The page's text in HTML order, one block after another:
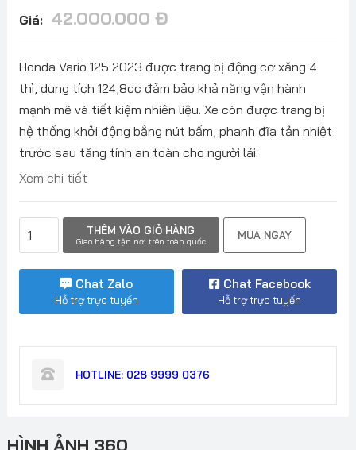
Giá: 42.000.000 Đ
Honda Vario 125 2023 được trang bị động cơ xăng 4
thì, dung tích 124,8cc đảm bảo khả năng vận hành
mạnh mẽ và tiết kiệm nhiên liệu. Xe còn được trang bị
hệ thống khởi động bằng nút bấm, phanh đĩa tản nhiệt
trước sau tăng tính an toàn cho người lái.
Xem chi tiết
Vario
số
THÊM VÀO GIỎ HÀNG
Giao hàng tận nơi trên toàn quốc
MUA NGAY
Chat Zalo
Hỗ trợ trực tuyến
Chat Facebook
Hỗ trợ trực tuyến
HOTLINE: 028 9999 0376
HÌNH ẢNH 360